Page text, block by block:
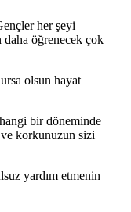
her şeyi
öğrenecek çok
olsun hayat
bir döneminde
ve korkunuzun sizi
yardım etmenin